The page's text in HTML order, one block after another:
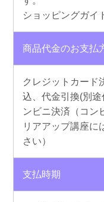
ショッピングガイ
商品代金のお支払
クレジットカー
込、代金引換(別
ンビニ決済（コン
リアアップ講座に
さい）
支払時期